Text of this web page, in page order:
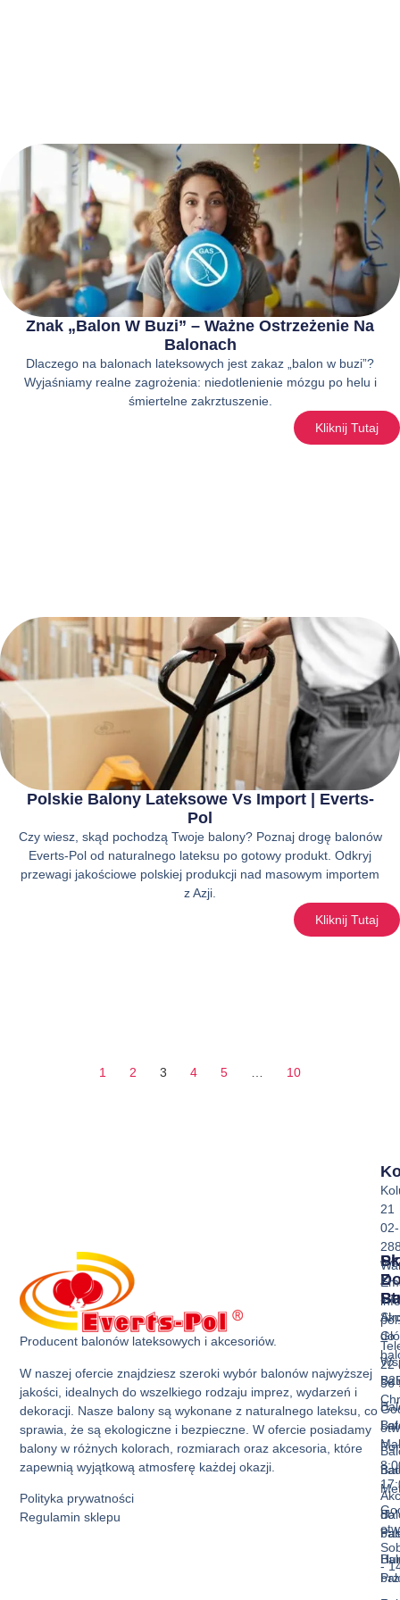
Znak „balon W Buzi” – Ważne Ostrzeżenie Na
Balonach
Dlaczego na balonach lateksowych jest zakaz „balon w buzi”?
Wyjaśniamy realne zagrożenia: niedotlenienie mózgu po helu i
śmiertelne zakrztuszenie.
Kliknij Tutaj
Polskie Balony Lateksowe Vs Import | Everts-
Pol
Czy wiesz, skąd pochodzą Twoje balony? Poznaj drogę balonów
Everts-Pol od naturalnego lateksu po gotowy produkt. Odkryj
przewagi jakościowe polskiej produkcji nad masowym importem
z Azji.
Kliknij Tutaj
1 2 3 4 5 10
Producent balonów lateksowych i akcesoriów.
W naszej ofercie znajdziesz szeroki wybór balonów najwyższej
jakości, idealnych do wszelkiego rodzaju imprez, wydarzeń i
dekoracji. Nasze balony są wykonane z naturalnego lateksu, co
sprawia, że są ekologiczne i bezpieczne. W ofercie posiadamy
balony w różnych kolorach, rozmiarach oraz akcesoria, które
zapewnią wyjątkową atmosferę każdej okazji.
Polityka prywatności
Regulamin sklepu
Z
do
do
21
02-
22
36
-